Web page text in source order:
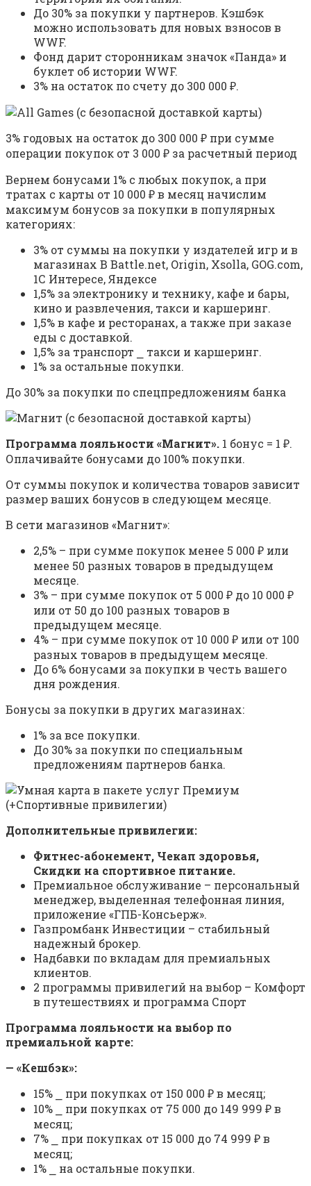
До 30% за покупки у партнеров. Кэшбэк
можно использовать для новых взносов в
WWF.
Фонд дарит сторонникам значок «Панда» и
буклет об истории WWF.
3% на остаток по счету до 300 000 ₽.
3% годовых на остаток до 300 000 ₽ при сумме
операции покупок от 3 000 ₽ за расчетный период
Вернем бонусами 1% с любых покупок, а при
тратах с карты от 10 000 ₽ в месяц начислим
максимум бонусов за покупки в популярных
категориях:
3% от суммы на покупки у издателей игр и в
магазинах В Battle.net, Origin, Xsolla, GOG.com,
1С Интересе, Яндексе
1,5% за электронику и технику, кафе и бары,
кино и развлечения, такси и каршеринг.
1,5% в кафе и ресторанах, а также при заказе
еды с доставкой.
1,5% за транспорт ⎯ такси и каршеринг.
1% за остальные покупки.
До 30% за покупки по спецпредложениям банка
Программа лояльности «Магнит». 1 бонус = 1 ₽.
Оплачивайте бонусами до 100% покупки.
От суммы покупок и количества товаров зависит
размер ваших бонусов в следующем месяце.
В сети магазинов «Магнит»:
2,5% – при сумме покупок менее 5 000 ₽ или
менее 50 разных товаров в предыдущем
месяце.
3% – при сумме покупок от 5 000 ₽ до 10 000 ₽
или от 50 до 100 разных товаров в
предыдущем месяце.
4% – при сумме покупок от 10 000 ₽ или от 100
разных товаров в предыдущем месяце.
До 6% бонусами за покупки в честь вашего
дня рождения.
Бонусы за покупки в других магазинах:
1% за все покупки.
До 30% за покупки по специальным
предложениям партнеров банка.
Дополнительные привилегии:
Фитнес-абонемент, Чекап здоровья,
Скидки на спортивное питание.
Премиальное обслуживание – персональный
менеджер, выделенная телефонная линия,
приложение «ГПБ-Консьерж».
Газпромбанк Инвестиции – стабильный
надежный брокер.
Надбавки по вкладам для премиальных
клиентов.
2 программы привилегий на выбор – Комфорт
в путешествиях и программа Спорт
Программа лояльности на выбор по
премиальной карте:
— «Кешбэк»:
15% ⎯ при покупках от 150 000 ₽ в месяц;
10% ⎯ при покупках от 75 000 до 149 999 ₽ в
месяц;
7% ⎯ при покупках от 15 000 до 74 999 ₽ в
месяц;
1% ⎯ на остальные покупки.